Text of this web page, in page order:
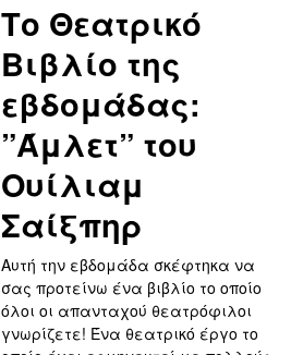
Το Θεατρικό
Βιβλίο της
εβδομάδας:
”Άμλετ” του
Ουίλιαμ
Σαίξπηρ
Αυτή την εβδομάδα σκέφτηκα να
σας προτείνω ένα βιβλίο το οποίο
όλοι οι απανταχού θεατρόφιλοι
γνωρίζετε! Ένα θεατρικό έργο το